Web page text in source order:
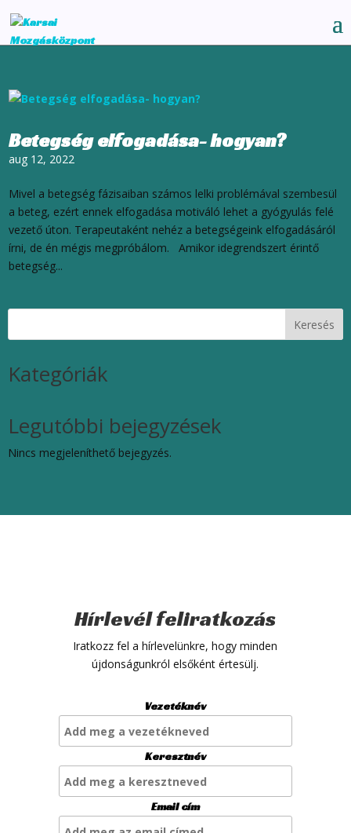
Betegség elfogadása- hogyan?
aug 12, 2022
Mivel a betegség fázisaiban számos lelki problémával szembesül
a beteg, ezért ennek elfogadása motiváló lehet a gyógyulás felé
vezető úton. Terapeutaként nehéz a betegségeink elfogadásáról
írni, de én mégis megpróbálom. Amikor idegrendszert érintő
betegség...
Keresés
Kategóriák
Legutóbbi bejegyzések
Nincs megjeleníthető bejegyzés.
Hírlevél feliratkozás
Iratkozz fel a hírlevelünkre, hogy minden
újdonságunkról elsőként értesülj.
Vezetéknév
Keresztnév
Email cím